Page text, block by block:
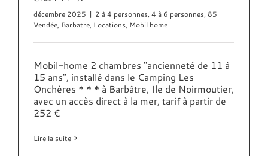
décembre 2025 | 2 à 4 personnes, 4 à 6 personnes, 85
Vendée, Barbatre, Locations, Mobil home
Mobil-home 2 chambres "ancienneté de 11 à
15 ans", installé dans le Camping Les
Onchères * * * à Barbâtre, Ile de Noirmoutier,
avec un accès direct à la mer, tarif à partir de
252 €
Lire la suite